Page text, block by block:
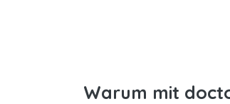
Warum mit